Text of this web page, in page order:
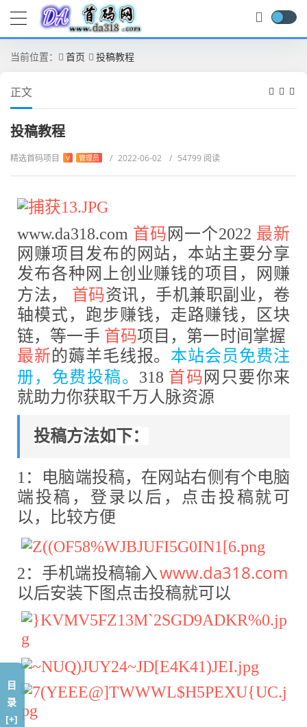
当前位置： 首页 投稿教程
正文
投稿教程
精选首码项目 V 管理员 / 2022-06-02 / 54799 阅读
www.da318.com 首码 网一个2022 最新
网赚项目发布的网站，本站主要分享
发布各种网上创业赚钱的项目，网赚
方法，
首码资讯，手机兼职副业，卷
轴模式，跑步赚钱，走路赚钱，区块
链，等一手 首码项目，第一时间掌握
最新的薅羊毛线报。 本站会员免费注
册，免费投稿。 318 首码 网只要你来
就助力你获取千万人脉资源
投稿方法如下：
1：电脑端投稿，在网站右侧有个电脑
端投稿，登录以后，点击投稿就可
以，比较方便
2：手机端投稿输入www.da318.com
以后安装下图点击投稿就可以
目
录
[+]